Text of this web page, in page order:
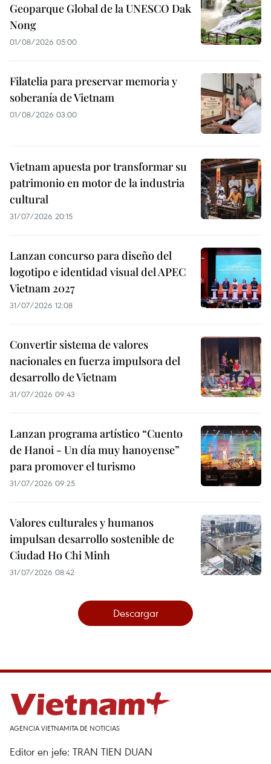
Geoparque Global de la UNESCO Dak
Nong
01/08/2026 05:00
Filatelia para preservar memoria y
soberanía de Vietnam
01/08/2026 03:00
Vietnam apuesta por transformar su
patrimonio en motor de la industria
cultural
31/07/2026 20:15
Lanzan concurso para diseño del
logotipo e identidad visual del APEC
Vietnam 2027
31/07/2026 12:08
Convertir sistema de valores
nacionales en fuerza impulsora del
desarrollo de Vietnam
31/07/2026 09:43
Lanzan programa artístico “Cuento
de Hanoi - Un día muy hanoyense”
para promover el turismo
31/07/2026 09:25
Valores culturales y humanos
impulsan desarrollo sostenible de
Ciudad Ho Chi Minh
31/07/2026 08:42
Descargar
AGENCIA VIETNAMITA DE NOTICIAS
Editor en jefe: TRAN TIEN DUAN